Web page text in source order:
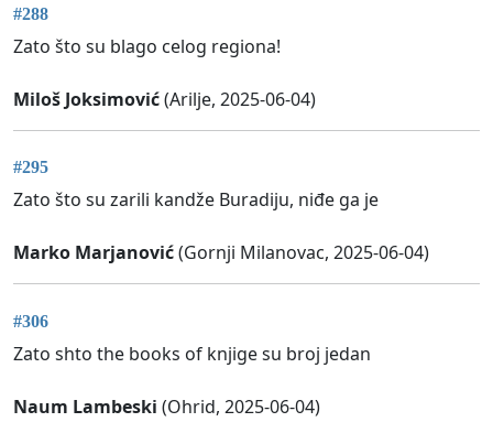
#288
Zato što su blago celog regiona!
Miloš Joksimović(Arilje, 2025-06-04)
#295
Zato što su zarili kandže Buradiju, niđe ga je
Marko Marjanović(Gornji Milanovac, 2025-06-04)
#306
Zato shto the books of knjige su broj jedan
Naum Lambeski (Ohrid, 2025-06-04)